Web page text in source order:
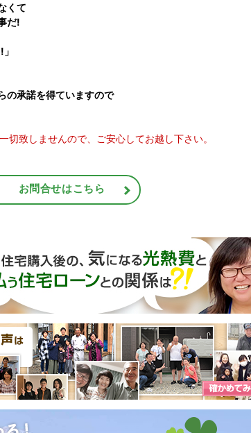
くて
だ!
の承諾を得ていますので
切致しませんので、ご安心してお越し下さい。
お問合せはこちら